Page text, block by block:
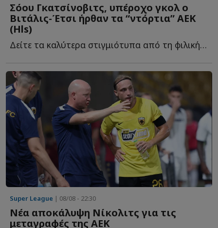
Σόου Γκατσίνοβιτς, υπέροχο γκολ ο
Βιτάλις-Έτσι ήρθαν τα “ντόρτια” ΑΕΚ
(Ηls)
Δείτε τα καλύτερα στιγμιότυπα από τη φιλική νίκη της Έ...
Super League | 08/08 - 22:30
Νέα αποκάλυψη Νίκολιτς για τις
μεταγραφές της ΑΕΚ